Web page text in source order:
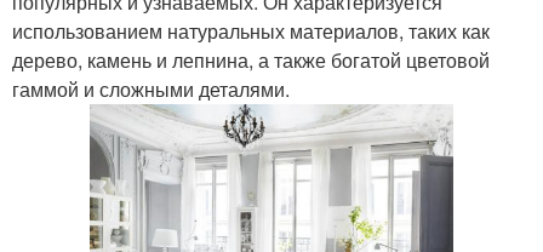
использованием натуральных материалов, таких как
дерево, камень и лепнина, а также богатой цветовой
гаммой и сложными деталями.